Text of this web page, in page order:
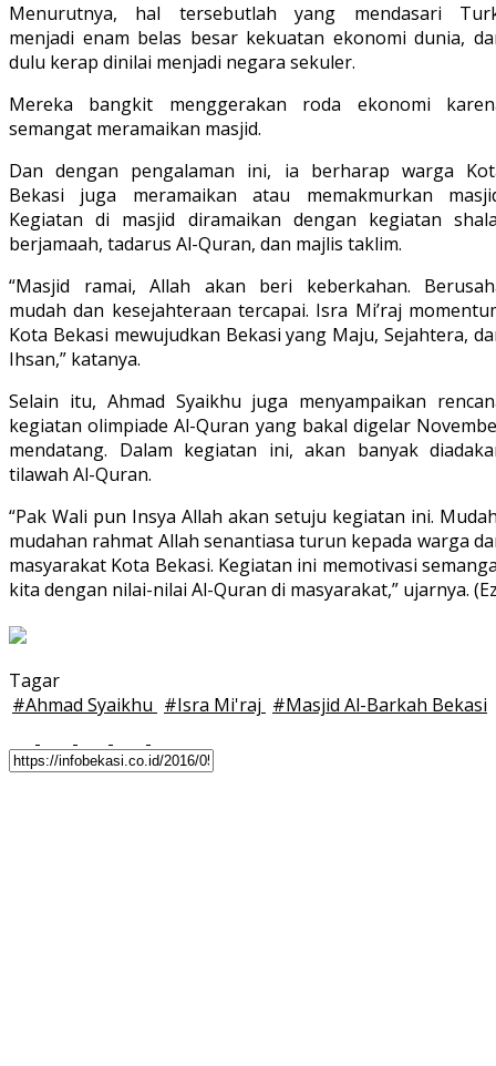
Menurutnya, hal tersebutlah yang mendasari
menjadi enam belas besar kekuatan ekonomi dunia,
dulu kerap dinilai menjadi negara sekuler.
Mereka bangkit menggerakan roda ekonomi
semangat meramaikan masjid.
Dan dengan pengalaman ini, ia berharap warga
Bekasi juga meramaikan atau memakmurkan
Kegiatan di masjid diramaikan dengan kegiatan
berjamaah, tadarus Al-Quran, dan majlis taklim.
“Masjid ramai, Allah akan beri keberkahan.
mudah dan kesejahteraan tercapai. Isra Mi’raj
Kota Bekasi mewujudkan Bekasi yang Maju, Sejahtera,
Ihsan,” katanya.
Selain itu, Ahmad Syaikhu juga menyampaikan
kegiatan olimpiade Al-Quran yang bakal digelar
mendatang. Dalam kegiatan ini, akan banyak
tilawah Al-Quran.
“Pak Wali pun Insya Allah akan setuju kegiatan ini.
mudahan rahmat Allah senantiasa turun kepada warga
masyarakat Kota Bekasi. Kegiatan ini memotivasi
kita dengan nilai-nilai Al-Quran di masyarakat,” ujarnya.
Tagar
#Ahmad Syaikhu #Isra Mi'raj #Masjid Al-Barkah Bekasi